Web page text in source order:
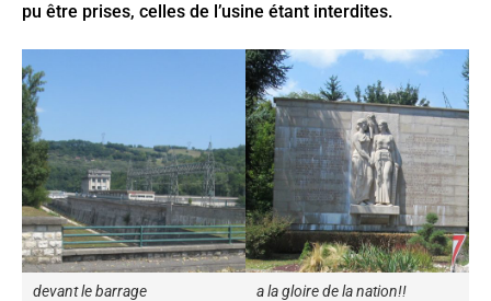
pu être prises, celles de l’usine étant interdites.
devant le barrage a la gloire de la nation!!